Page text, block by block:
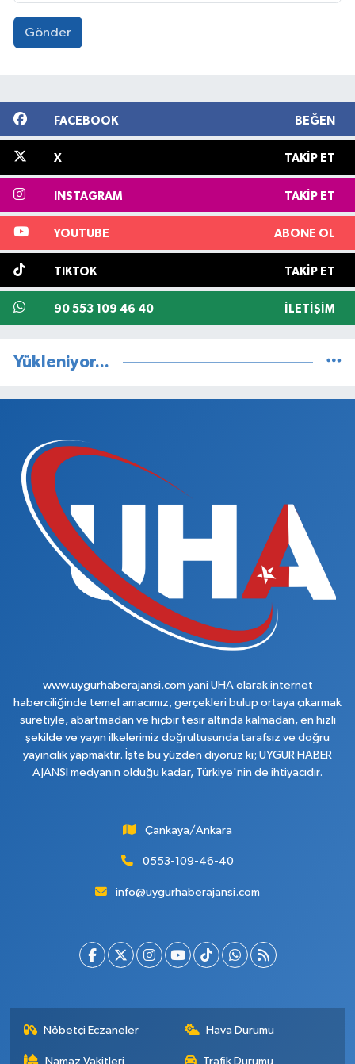
Gönder
FACEBOOK BEĞEN
X TAKIP ET
INSTAGRAM TAKIP ET
YOUTUBE ABONE OL
TIKTOK TAKIP ET
90 553 109 46 40 İLETIŞIM
Yükleniyor...
www.uygurhaberajansi.com yani UHA olarak internet
haberciliğinde temel amacımız, gerçekleri bulup ortaya çıkarmak
suretiyle, abartmadan ve hiçbir tesir altında kalmadan, en hızlı
şekilde ve yayın ilkelerimiz doğrultusunda tarafsız ve doğru
yayıncılık yapmaktır. İşte bu yüzden diyoruz ki; UYGUR HABER
AJANSI medyanın olduğu kadar, Türkiye'nin de ihtiyacıdır.
Çankaya/Ankara
0553-109-46-40
info@uygurhaberajansi.com
Nöbetçi Eczaneler Hava Durumu
Namaz Vakitleri Trafik Durumu